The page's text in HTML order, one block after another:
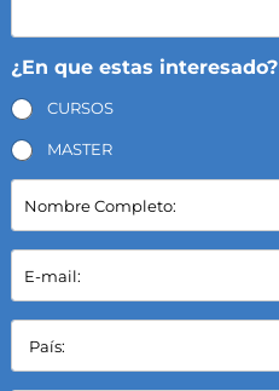
¿En que estas interesado?
CURSOS
MASTER
N
m
b
e
C
m
E
m
a
l
P
í